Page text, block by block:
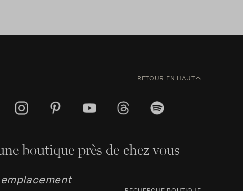
RETOUR EN HAUT
boutique près de chez vous